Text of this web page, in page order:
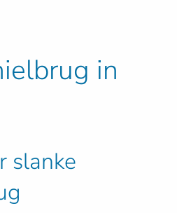
in
slanke